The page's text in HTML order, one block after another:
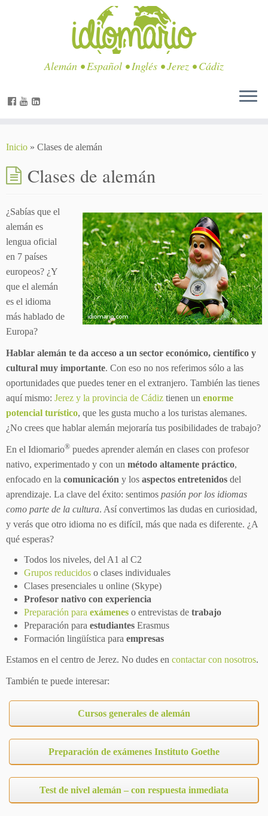
Alemán • Español • Inglés • Jerez • Cádiz
Inicio » Clases de alemán
Clases de alemán
¿Sabías que el
alemán es
lengua oficial
en 7 países
europeos? ¿Y
que el alemán
es el idioma
más hablado de
Europa?
Hablar alemán te da acceso a un sector económico, científico y
cultural muy importante. Con eso no nos referimos sólo a las
oportunidades que puedes tener en el extranjero. También las tienes
aquí mismo: Jerez y la provincia de Cádiz tienen un enorme
potencial turístico, que les gusta mucho a los turistas alemanes.
¿No crees que hablar alemán mejoraría tus posibilidades de trabajo?
En el Idiomario® puedes aprender alemán en clases con profesor
nativo, experimentado y con un método altamente práctico,
enfocado en la comunicación y los aspectos entretenidos del
aprendizaje. La clave del éxito: sentimos pasión por los idiomas
como parte de la cultura. Así convertimos las dudas en curiosidad,
y verás que otro idioma no es difícil, más que nada es diferente. ¿A
qué esperas?
Todos los niveles, del A1 al C2
Grupos reducidos o clases individuales
Clases presenciales u online (Skype)
Profesor nativo con experiencia
Preparación para exámenes o entrevistas de trabajo
Preparación para estudiantes Erasmus
Formación lingüística para empresas
Estamos en el centro de Jerez. No dudes en contactar con nosotros.
También te puede interesar:
Cursos generales de alemán
Preparación de exámenes Instituto Goethe
Test de nivel alemán – con respuesta inmediata